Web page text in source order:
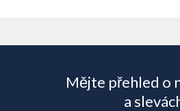
Mějte přehled o
a